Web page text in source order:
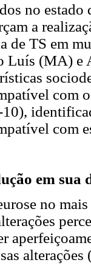
no
a
de TS em
Luís (MA) e
com
com
em sua
no